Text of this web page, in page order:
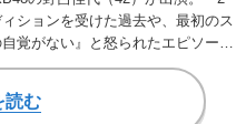
ションを受けた過去や、最初のス
覚がない』と怒られたエピソード
読む